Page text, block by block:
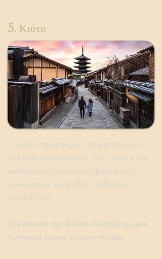
5. Κιότο
Η Κιότο προσφέρει στοχαστική και
γαλήνια ατμόσφαιρα· ναοί, κήποι και
ανθισμένες κερασιές δημιουργούν
προσωπικό και βαθιά συμβολικό
περιβάλλον.
Τι καθιστά την Κιότο ιδανική για μια
πρόταση γάμου γεμάτη νόημα: